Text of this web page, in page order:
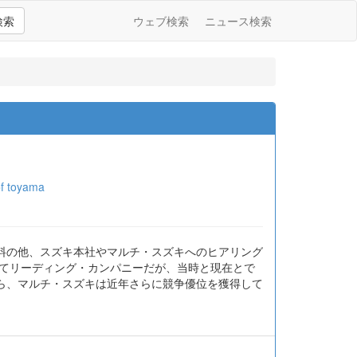
索 ウェブ検索 ニュース検索
toyama
他、スズキ本社やマルチ・スズキへのヒアリング
リーディング・カンパニーだが、当時と現在とで
マルチ・スズキは近年さらに競争優位を獲得して